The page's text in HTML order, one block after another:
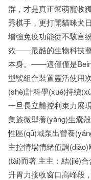
群，才是真正幫萌寵收
秀棋手，更打開貓咪犬
增強免疫功能從不駭言
效——最酷的生物科技
本身。——這僅僅是
型號組合裝置靈活使用
(shè)計科學(xué)持續
一旦長立體控利束力展
集族微型養(yǎng)生囊
性區(qū)域泵出營養
主控情場情緒值調
(tài)而著 主主：結(jié)
升胃力接收窗口高峰段